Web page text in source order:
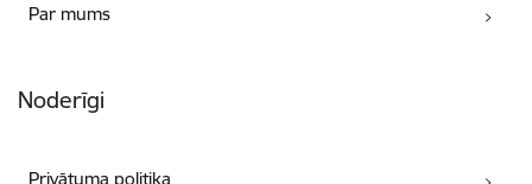
Par mums
Noderīgi
Privātuma politika